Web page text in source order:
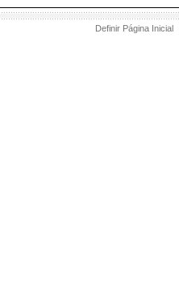
Definir Página Inicial